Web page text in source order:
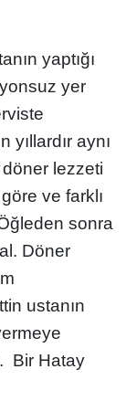
yaptığı
yer
aynı
lezzeti
ve farklı
sonra
Döner
ustanın
Bir Hatay